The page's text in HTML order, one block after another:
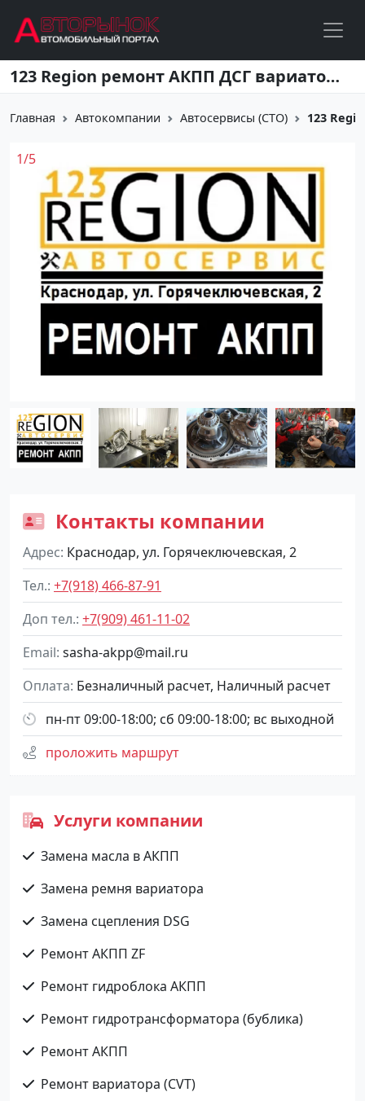
Перейти к основному содержанию 123 Region ремонт АКПП ДСГ вариатора Краснодар
Главная Автокомпании Автосервисы (СТО) 123
Контакты компании
Адрес Краснодар, ул. Горячеключевская, 2
Тел. +7(918) 466-87-91
Доп тел. +7(909) 461-11-02
Email sasha-akpp@mail.ru
Оплата Безналичный расчет, Наличный расчет
пн-пт 09:00-18:00; сб 09:00-18:00; вс выходной
проложить маршрут
1/5
Услуги компании
Замена масла в АКПП
Замена ремня вариатора
Замена сцепления DSG
Ремонт АКПП ZF
Ремонт гидроблока АКПП
Ремонт гидротрансформатора (бублика)
Ремонт АКПП
Ремонт вариатора (CVT)